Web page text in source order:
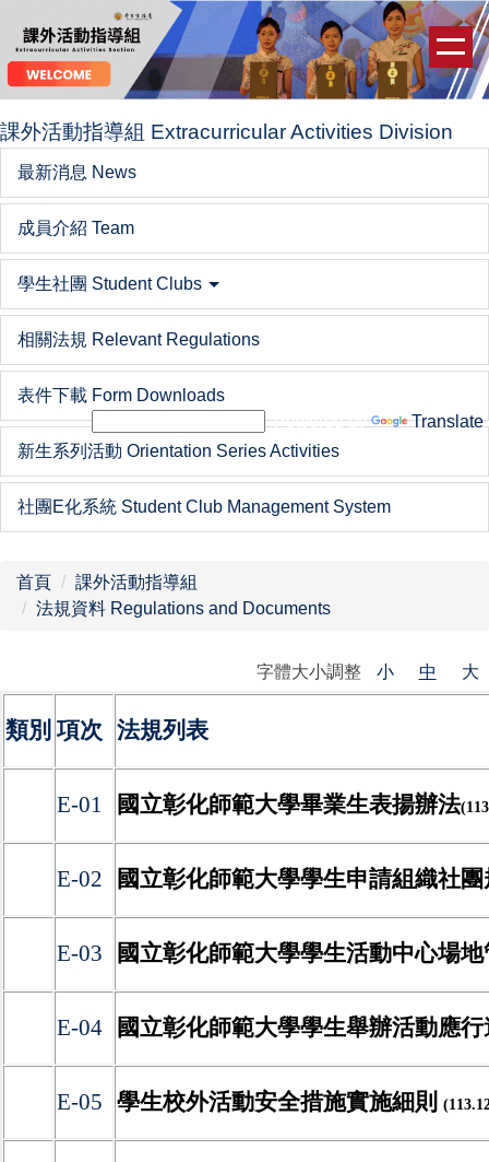
到
主
要
內
容
區
Powered by Translate
課外活動指導組 Extracurricular Activities Division
最新消息 News
成員介紹 Team
學生社團 Student Clubs
相關法規 Relevant Regulations
表件下載 Form Downloads
新生系列活動 Orientation Series Activities
社團E化系統 Student Club Management System
首頁
課外活動指導組
法規資料 Regulations and Documents
字體大小調整 小 中 大
類別 項次 法規列表
E-01 國立彰化師範大學畢業生表揚辦法
E-02 國立彰化師範大學學生申請組織社
E-03 國立彰化師範大學學生活動中心場
E-04 國立彰化師範大學學生舉辦活動應
E-05 學生校外活動安全措施實施細則